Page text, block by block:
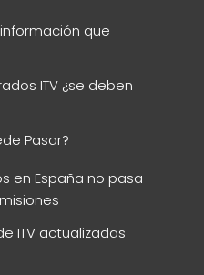
que
ITV ¿se deben
Pasar?
en España no pasa
ITV actualizadas